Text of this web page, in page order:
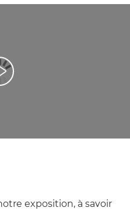
la vidéo
exposition, à savoir